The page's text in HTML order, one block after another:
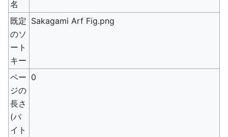
名
既定
のソ
ート
キー
Sakagami Arf Fig.png
ペー
ジの
長さ
(バ
イト
0